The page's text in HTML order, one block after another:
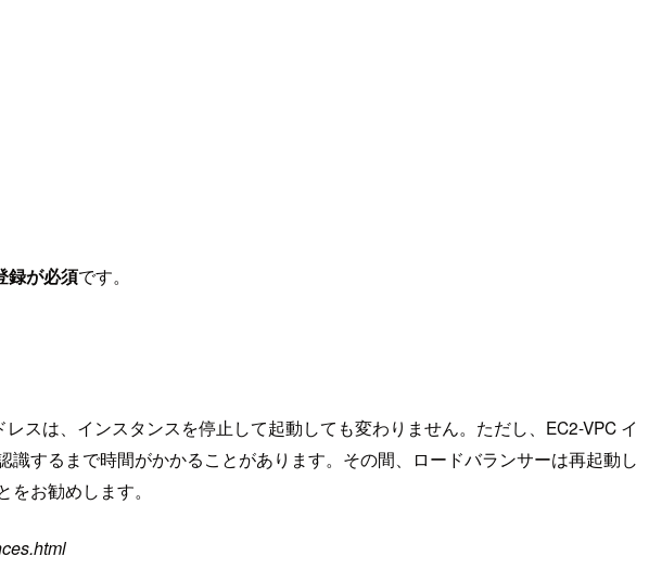
録が必須です。
スは、インスタンスを停止して起動しても変わりません。ただし、EC2-VPC イ
するまで時間がかかることがあります。その間、ロードバランサーは再起動し
お勧めします。